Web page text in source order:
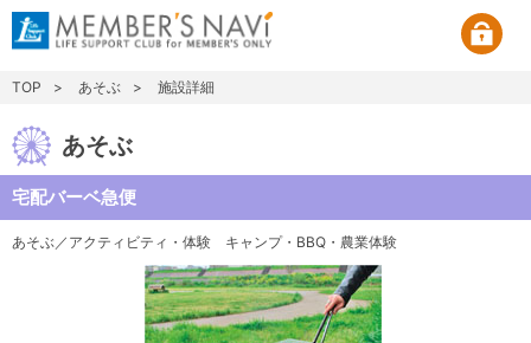
TOP あそぶ 施設詳細
あそぶ
宅配バーベ急便
あそぶ／アクティビティ・体験 キャンプ・BBQ・農業体験